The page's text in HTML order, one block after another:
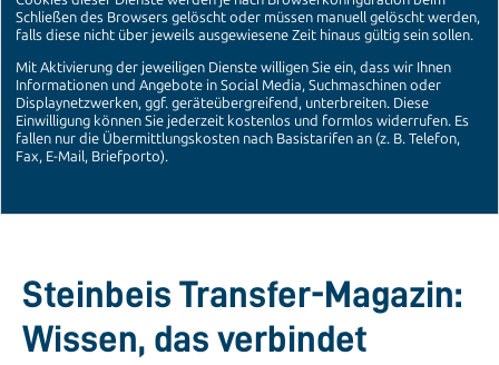
Steinbeis Transfer-Magazin:
Wissen, das verbindet